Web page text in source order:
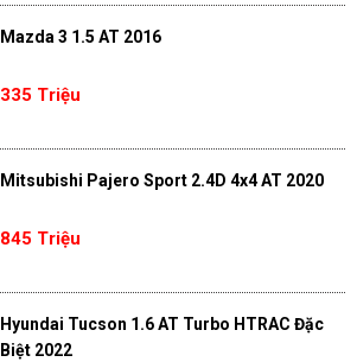
Mazda 3 1.5 AT 2016
335 Triệu
Mitsubishi Pajero Sport 2.4D 4x4 AT 2020
845 Triệu
Hyundai Tucson 1.6 AT Turbo HTRAC Đặc
Biệt 2022